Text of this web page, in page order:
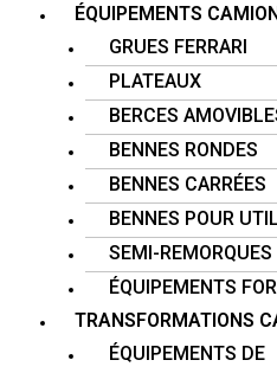
ÉQUIPEMENTS
GRUES FERRARI
PLATEAUX
BERCES
BENNES RONDES
BENNES CARRÉES
BENNES POUR
SEMI-REMORQUES
ÉQUIPEMENTS
TRANSFORMATIONS
ÉQUIPEMENTS DE